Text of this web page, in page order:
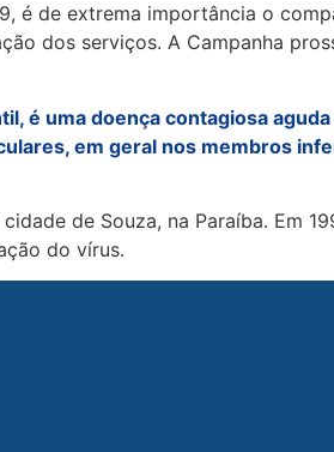
é de extrema importância o
dos serviços. A Campanha
é uma doença contagiosa
em geral nos membros
de Souza, na Paraíba. Em
do vírus.